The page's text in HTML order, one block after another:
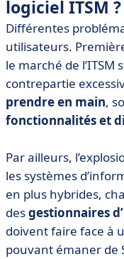
logiciel ITSM ?
Différentes
utilisateurs.
le marché de
contrepartie
prendre en main,
fonctionnalités et
Par ailleurs,
les systèmes
en plus hybrides,
desgestionnaires
doivent faire face à
pouvant émaner de